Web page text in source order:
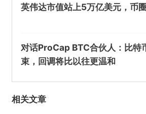
英伟达市值站上5万亿美元，币
对话ProCap BTC合伙人：比特
束，回调将比以往更温和
相关文章